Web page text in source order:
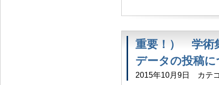
重要！） 学術
データの投稿
2015年10月9日 カテ